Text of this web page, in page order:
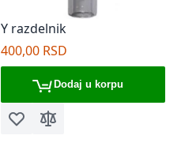
Y razdelnik
400,00 RSD
Dodaj u korpu
Dodaj u listu želja
Dodaj za poređenje